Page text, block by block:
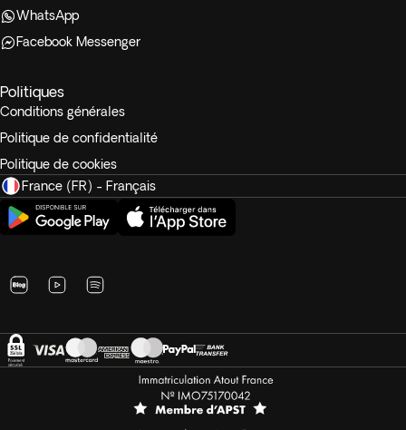
WhatsApp
Facebook Messenger
Politiques
Conditions générales
Politique de confidentialité
Politique de cookies
France (FR) - Français